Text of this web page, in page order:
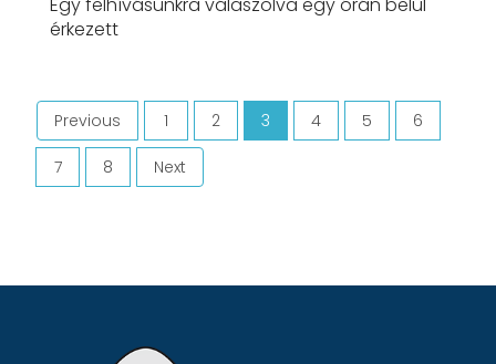
érkezett
Previous 1 2
3
4 5 6
7 8 Next